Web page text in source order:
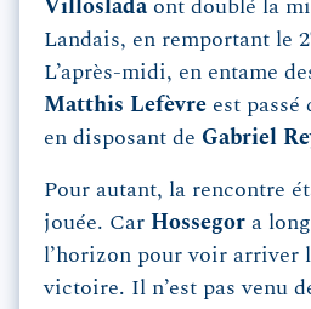
Villoslada ont doublé la
Landais, en remportant le 2
L’après-midi, en entame
Matthis Lefèvre est passé
en disposant de Gabriel
Pour autant, la rencontre
jouée. Car Hossegor a
l’horizon pour voir arriver
victoire. Il n’est pas venu